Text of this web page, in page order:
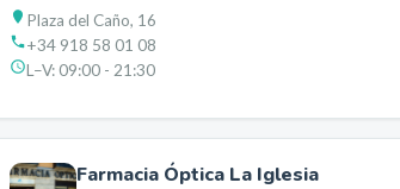
Plaza del Caño, 16
+34 918 58 01 08
L–V:09:00 - 21:30
Farmacia Óptica La Iglesia